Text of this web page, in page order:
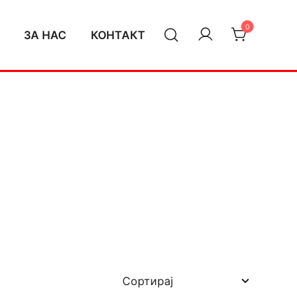
ЗА НАС КОНТАКТ
0